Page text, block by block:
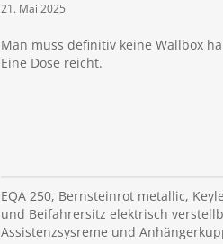
21. Mai 2025
Man muss definitiv keine Wallbox
Eine Dose reicht.
EQA 250, Bernsteinrot metallic,
und Beifahrersitz elektrisch
Assistenzsysreme und